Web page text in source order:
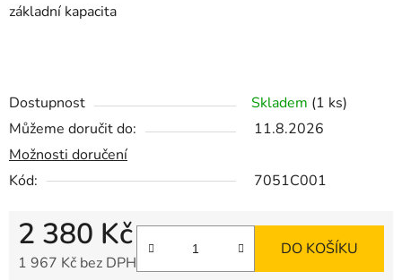
základní kapacita
Dostupnost Skladem (1 ks)
Můžeme doručit do:
11.8.2026
Možnosti doručení
Kód:
7051C001
2 380 Kč
1 967 Kč bez DPH
DO KOŠÍKU